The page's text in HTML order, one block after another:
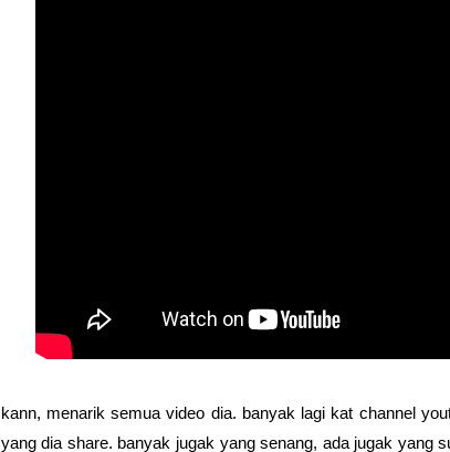
kann, menarik semua video dia. banyak lagi kat channel
yang dia share. banyak jugak yang senang, ada jugak yang